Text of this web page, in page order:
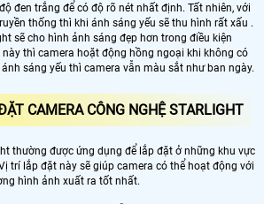
đen trắng để có độ rõ nét nhất định. Tất nhiên, với
thống thì khi ánh sáng yếu sẽ thu hình rất xấu .
sẽ cho hình ảnh sáng đẹp hơn trong điều kiện
thì camera hoặt động hồng ngoại khi không có
sáng yếu thì camera vẫn màu sắt như ban ngày.
CAMERA CÔNG NGHỆ STARLIGHT
thường được ứng dụng để lắp đặt ở những khu vực
trí lắp đặt này sẽ giúp camera có thể hoạt động với
hình ảnh xuất ra tốt nhất.